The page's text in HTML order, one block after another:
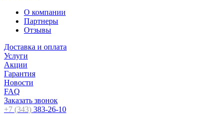
О компании
Партнеры
Отзывы
Доставка и оплата
Услуги
Акции
Гарантия
Новости
FAQ
Заказать звонок
+7 (343) 383-26-10